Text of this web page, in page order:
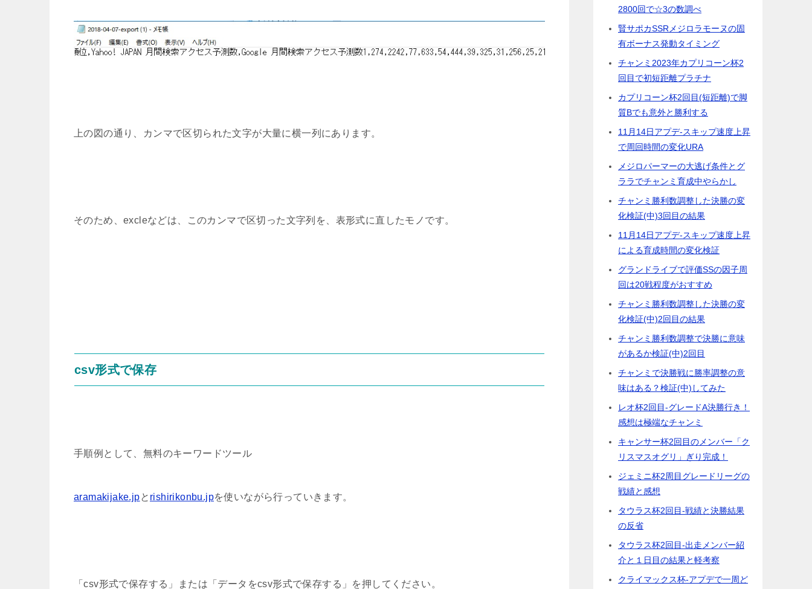
上の図の通り、カンマで区切られた文字が大量に横一列にあります。
そのため、excleなどは、このカンマで区切った文字列を、表形式に直したモノです。
csv形式で保存
手順例として、無料のキーワードツール
aramakijake.jpと rishirikonbu.jpを使いながら行っていきます。
「csv形式で保存する」または「データをcsv形式で保存する」を押してください。
2800回で☆3の数調べ
賢サポカSSRメジロラモーヌの固
有ボーナス発動タイミング
チャンミ2023年カプリコーン杯2
回目で初短距離プラチナ
カプリコーン杯2回目(短距離)で脚
質Bでも意外と勝利する
11月14日アプデ-スキップ速度上昇
で周回時間の変化URA
メジロパーマーの大逃げ条件とグ
ララでチャンミ育成中やらかし
チャンミ勝利数調整した決勝の変
化検証(中)3回目の結果
11月14日アプデ-スキップ速度上昇
による育成時間の変化検証
グランドライブで評価SSの因子周
回は20戦程度がおすすめ
チャンミ勝利数調整した決勝の変
化検証(中)2回目の結果
チャンミ勝利数調整で決勝に意味
があるか検証(中)2回目
チャンミで決勝戦に勝率調整の意
味はある？検証(中)してみた
レオ杯2回目-グレードA決勝行き！
感想は極端なチャンミ
キャンサー杯2回目のメンバー「ク
リスマスオグリ」ぎり完成！
ジェミニ杯2周目グレードリーグの
戦績と感想
タウラス杯2回目-戦績と決勝結果
の反省
タウラス杯2回目-出走メンバー紹
介と１日目の結果と軽考察
クライマックス杯-アプデで一周ど